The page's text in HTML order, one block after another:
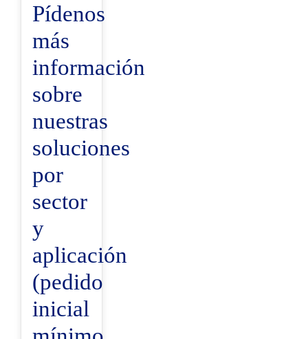
Pídenos
más
información
sobre
nuestras
soluciones
por
sector
y
aplicación
(pedido
inicial